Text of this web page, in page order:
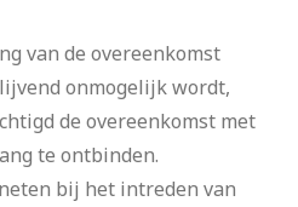
van de overeenkomst
onmogelijk wordt,
de overeenkomst met
te ontbinden.
bij het intreden van